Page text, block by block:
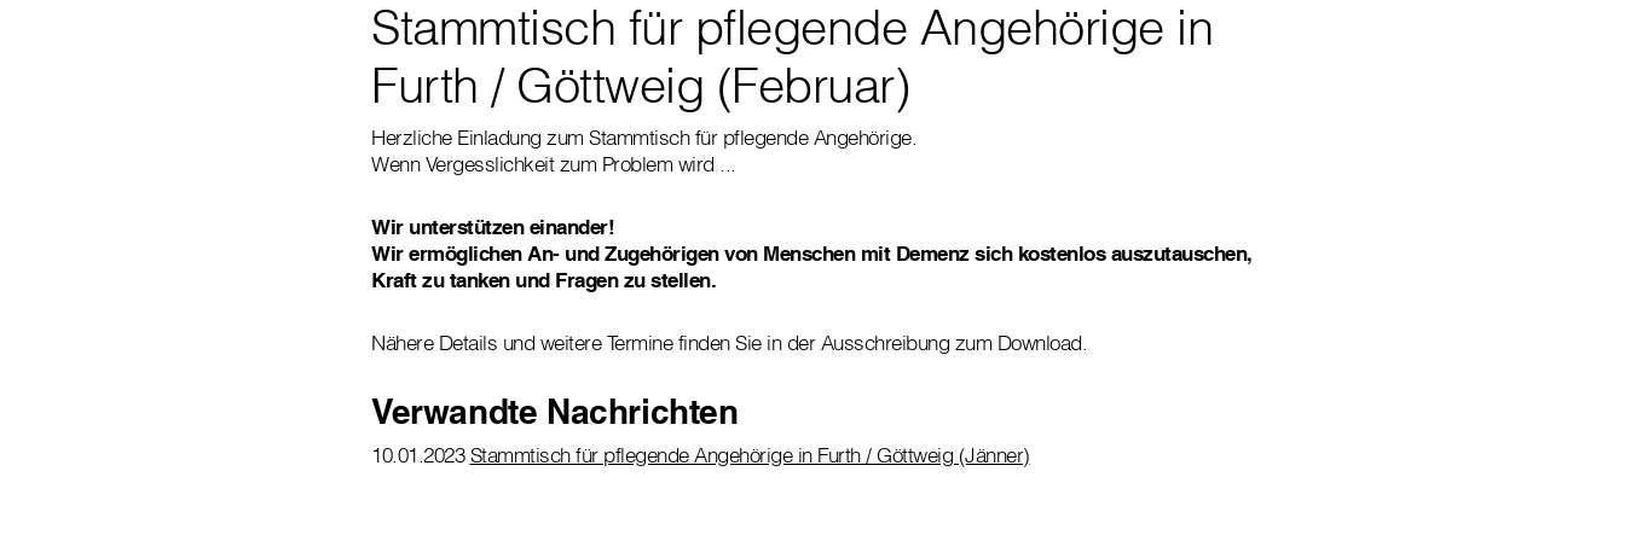
Stammtisch für pflegende Angehörige in
Furth / Göttweig (Februar)
Herzliche Einladung zum Stammtisch für pflegende Angehörige.
Wenn Vergesslichkeit zum Problem wird ...
Wir unterstützen einander!
Wir ermöglichen An- und Zugehörigen von Menschen mit Demenz sich kostenlos auszutauschen,
Kraft zu tanken und Fragen zu stellen.
Nähere Details und weitere Termine finden Sie in der Ausschreibung zum Download.
Verwandte Nachrichten
10.01.2023 Stammtisch für pflegende Angehörige in Furth / Göttweig (Jänner)